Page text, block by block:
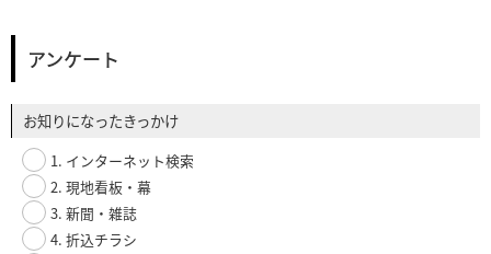
アンケート
お知りになったきっかけ
1. インターネット検索
2. 現地看板・幕
3. 新聞・雑誌
4. 折込チラシ